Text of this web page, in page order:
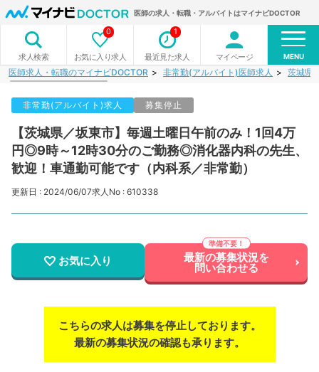
医師の求人・転職・アルバイトはマイナビDOCTOR
求人検索 お気に入り求人
0
最近見た求人
1
マイページ MENU
医師求人・転職のマイナビDOCTOR 非常勤(アルバイト)医師求人 茨城県
非常勤(アルバイト)求人 募集停止
【茨城県／坂東市】毎週土曜日午前のみ！1回4万
円◎9時～12時30分のご勤務◎消化器内科の先生、
歓迎！車通勤可能です（内科系／非常勤）
更新日 : 2024/06/07求人No : 610338
お気に入り 最新の募集状況を
問い合わせる
こちらの求人は募集を停止しております。
最新の募集状況の確認も承ります。